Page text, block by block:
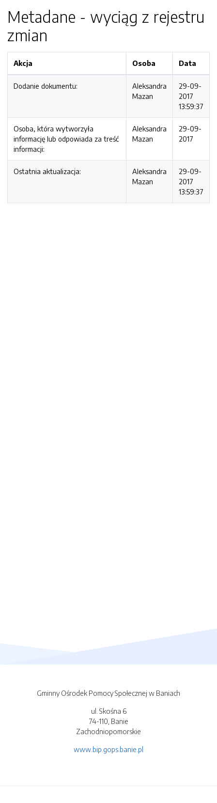
Metadane - wyciąg z rejestru
zmian
Akcja Osoba Data
Dodanie dokumentu:
Aleksandra
Mazan
29-09-
2017
13:59:37
Osoba, która wytworzyła
informację lub odpowiada za treść
informacji:
Aleksandra
Mazan
29-09-
2017
Ostatnia aktualizacja:
Aleksandra
Mazan
29-09-
2017
13:59:37
Gminny Ośrodek Pomocy Społecznej w Baniach
ul. Skośna 6
74-110, Banie
Zachodniopomorskie
www.bip.gops.banie.pl